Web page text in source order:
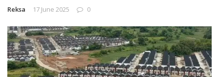
Reksa 17 June 2025 0